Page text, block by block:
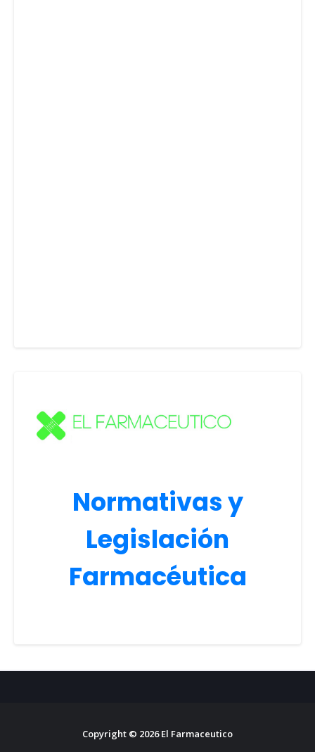
Normativas y
Legislación
Farmacéutica
Copyright © 2026El Farmaceutico